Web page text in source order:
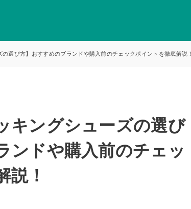
の選び方】おすすめのブランドや購入前のチェックポイントを徹底解説！
キングシューズの選び
ンドや購入前のチェッ
説！